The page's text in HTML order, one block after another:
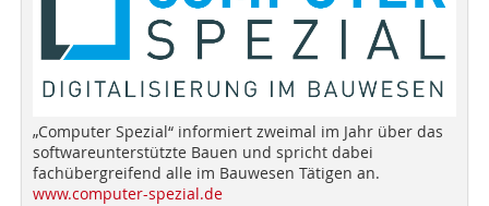
„Computer Spezial“ informiert zweimal im Jahr über das
softwareunterstützte Bauen und spricht dabei
fachübergreifend alle im Bauwesen Tätigen an.
www.computer-spezial.de